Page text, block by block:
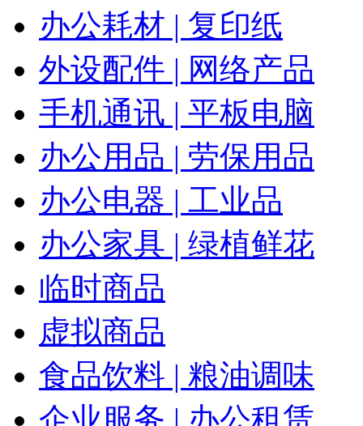
办公耗材 | 复印纸
外设配件 | 网络产品
手机通讯 | 平板电脑
办公用品 | 劳保用品
办公电器 | 工业品
办公家具 | 绿植鲜花
临时商品
虚拟商品
食品饮料 | 粮油调味